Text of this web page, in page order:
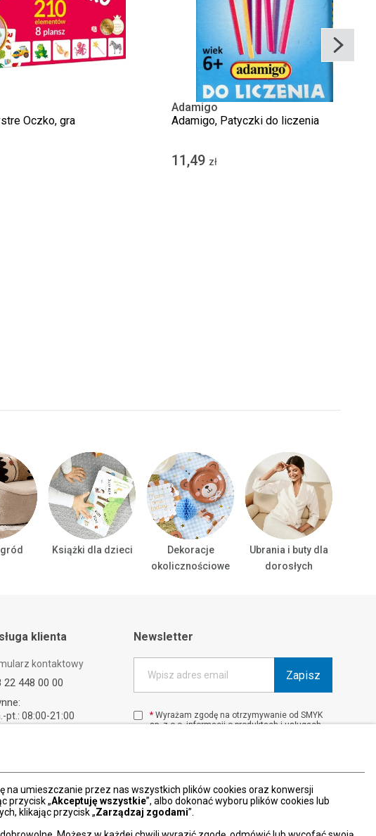
na umieszczanie przez nas wszystkich plików cookies oraz konwersji
przycisk „Akceptuję wszystkie”, albo dokonać wyboru plików cookies lub
klikając przycisk „Zarządzaj zgodami”.
Oczko, gra
Adamigo
Adamigo, Patyczki do liczenia
11,49 zł
Książki dla dzieci
Dekoracje
okolicznościowe
Ubrania i buty dla
dorosłych
klienta
kontaktowy
22 448 00 00
pt.: 08:00-21:00
Newsletter
Wpisz adres email Zapisz
* Wyrażam zgodę na otrzymywanie od SMYK
sp. z o.o. informacji o produktach i usługach
W każdej chwili możesz z łatwością cofnąć
więcej